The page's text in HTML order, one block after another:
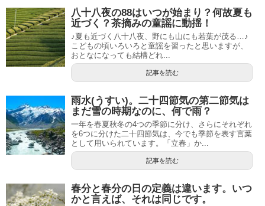
八十八夜の88はいつが始まり？何故夏も
近づく？茶摘みの童謡に動揺！
♪夏も近づく八十八夜、野にも山にも若葉が茂る…♪
こどもの頃いろいろと童謡を習ったと思いますが、
おとなになっても結構どれ...
記事を読む
雨水(うすい)。二十四節気の第二節気は
まだ雪の時期なのに、何で雨？
一年を春夏秋冬の4つの季節に分け、さらにそれぞれ
を6つに分けた二十四節気は、今でも季節を表す言葉
として用いられています。「立春」か...
記事を読む
春分と春分の日の定義は違います。いつ
かと言えば、それは同じです。